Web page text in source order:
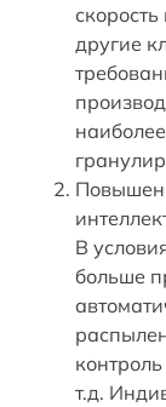
другие
В
больше
т.д.